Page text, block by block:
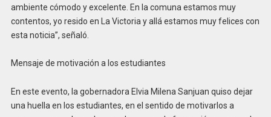
ambiente cómodo y excelente. En la comuna estamos muy
contentos, yo resido en La Victoria y allá estamos muy felices con
esta noticia”, señaló.
Mensaje de motivación a los estudiantes
En este evento, la gobernadora Elvia Milena Sanjuan quiso dejar
una huella en los estudiantes, en el sentido de motivarlos a